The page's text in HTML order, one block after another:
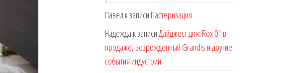
Павел к записи Пастеризация
Надежда к записиДайджест дня: Rox 01 в
продаже, возрожденный Grandis и другие
события индустрии